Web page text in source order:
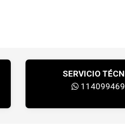
SERVICIO